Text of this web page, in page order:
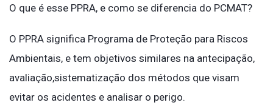
O que é esse PPRA, e como se diferencia do PCMAT?
O PPRA significa Programa de Proteção para Riscos
Ambientais, e tem objetivos similares na antecipação,
avaliação,sistematização dos métodos que visam
evitar os acidentes e analisar o perigo.